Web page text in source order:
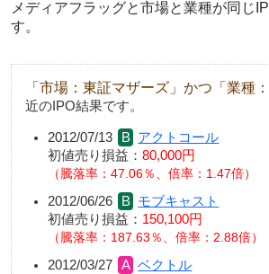
メディアフラッグと市場と業種が同じ
す。
「市場：東証マザーズ」かつ「業種
近のIPO結果です。
2012/07/13
アクトコール
初値売り損益： 80,000円
騰落率：47.06％、倍率：1.47倍
2012/06/26
モブキャスト
初値売り損益： 150,100円
騰落率：187.63％、倍率：2.88倍
2012/03/27
ベクトル